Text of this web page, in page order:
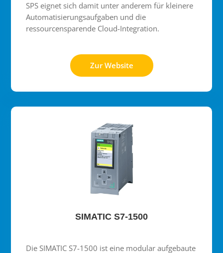
SPS eignet sich damit unter anderem für kleinere
Automatisierungsaufgaben und die
ressourcensparende Cloud-Integration.
Zur Website
SIMATIC S7-1500
Die SIMATIC S7-1500 ist eine modular aufgebaute